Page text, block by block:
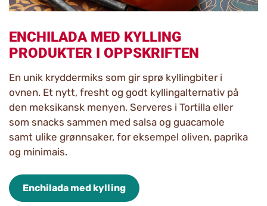
ENCHILADA MED KYLLING
PRODUKTER I OPPSKRIFTEN
En unik kryddermiks som gir sprø kyllingbiter i
ovnen. Et nytt, fresht og godt kyllingalternativ på
den meksikansk menyen. Serveres i Tortilla eller
som snacks sammen med salsa og guacamole
samt ulike grønnsaker, for eksempel oliven, paprika
og minimais.
Enchilada med kylling